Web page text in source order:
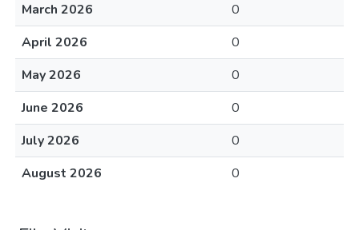
March 2026
0
April 2026
0
May 2026
0
June 2026
0
July 2026
0
August 2026
0